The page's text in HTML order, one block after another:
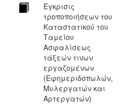
Έγκρισις
τροποποιήσεων του
Καταστατικού του
Ταμείου
Ασφαλίσεως
τάξεών τινων
εργαζομένων
(Εφημεριδοπωλών,
Μυλεργατών και
Αρτεργατών)